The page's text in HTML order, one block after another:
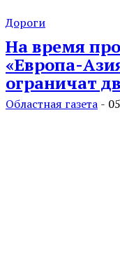
Дороги
На время
«Европа-
ограничат
Областная газета -